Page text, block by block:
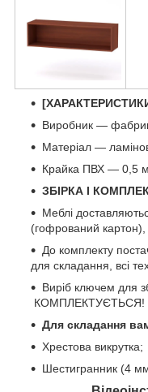
Виробник —
Матеріал —
Крайка ПВХ — 0,5
ЗБІРКА І
Меблі
(гофрований
До комплекту
для складання, всі
Виріб ключем для
КОМПЛЕКТУЄТЬСЯ!
Для складання
Хрестова викрутка;
Шестигранник (4